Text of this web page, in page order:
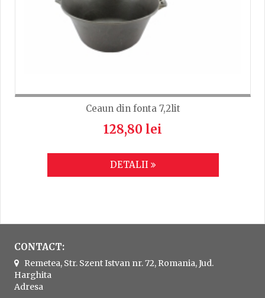
Ceaun din fonta 7,2lit
128,80 lei
DETALII
CONTACT:
Remetea, Str. Szent Istvan nr. 72, Romania, Jud.
Harghita
Adresa